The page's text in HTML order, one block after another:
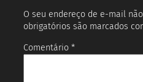
O seu endereço de e-mail
obrigatórios são marcados
Comentário *